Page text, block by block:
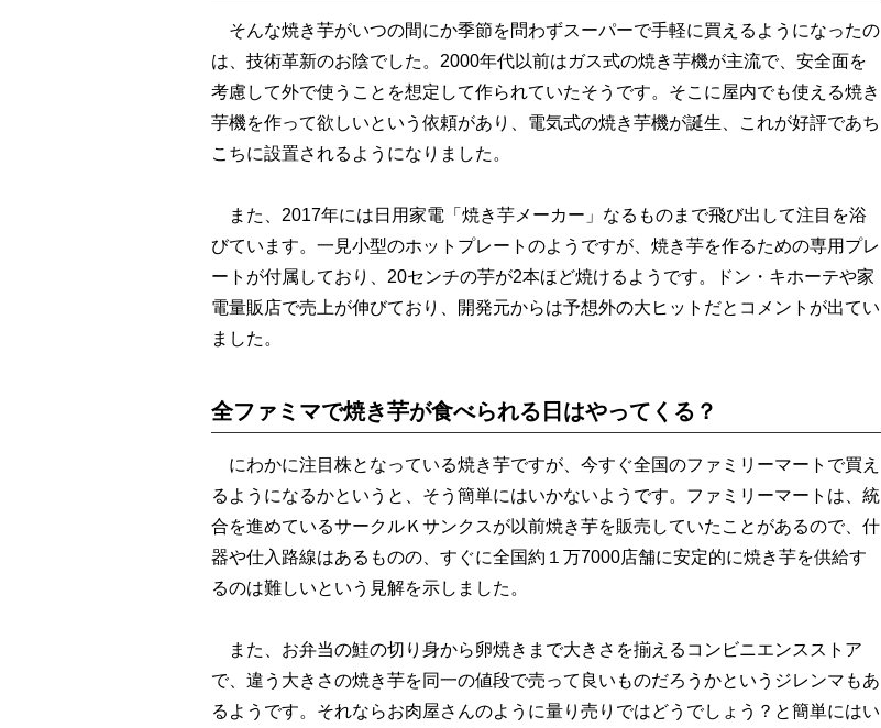
そんな焼き芋がいつの間にか季節を問わずスーパーで手軽に買えるようになったの
は、技術革新のお陰でした。2000年代以前はガス式の焼き芋機が主流で、安全面を
考慮して外で使うことを想定して作られていたそうです。そこに屋内でも使える焼き
芋機を作って欲しいという依頼があり、電気式の焼き芋機が誕生、これが好評であち
こちに設置されるようになりました。
また、2017年には日用家電「焼き芋メーカー」なるものまで飛び出して注目を浴
びています。一見小型のホットプレートのようですが、焼き芋を作るための専用プレ
ートが付属しており、20センチの芋が2本ほど焼けるようです。ドン・キホーテや家
電量販店で売上が伸びており、開発元からは予想外の大ヒットだとコメントが出てい
ました。
全ファミマで焼き芋が食べられる日はやってくる？
にわかに注目株となっている焼き芋ですが、今すぐ全国のファミリーマートで買え
るようになるかというと、そう簡単にはいかないようです。ファミリーマートは、統
合を進めているサークルＫサンクスが以前焼き芋を販売していたことがあるので、什
器や仕入路線はあるものの、すぐに全国約１万7000店舗に安定的に焼き芋を供給す
るのは難しいという見解を示しました。
また、お弁当の鮭の切り身から卵焼きまで大きさを揃えるコンビニエンスストア
で、違う大きさの焼き芋を同一の値段で売って良いものだろうかというジレンマもあ
るようです。それならお肉屋さんのように量り売りではどうでしょう？と簡単にはい